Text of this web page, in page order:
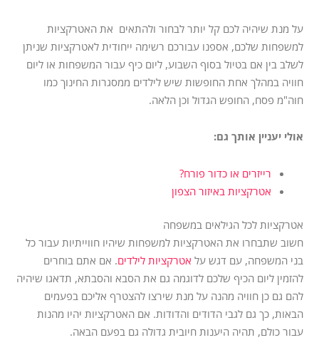
על מנת שיהיה לכם קל יותר לבחור ולהתאים את האטרקציות
למשפחות שלכם, אספנו עבורכם רשימה ייחודית לאטרקציות שניתן
לשלב בין אם בטיול בסוף השבוע, ליום כיף עבור המשפחות או ליום
חוויה במהלך אחת החופשות שיש לילדים ממסגרות החינוך כמו
חוה"מ פסח, החופש הגדול וכן הלאה.
אולי יעניין אותך גם:
רייזרים או כדור פורח?
אטרקציות באיזור הצפון
אטרקציות לכל הגילאים במשפחה
חשוב שתבחרו את האטרקציות למשפחות שיהיו חווייתיות עבור כל
בני המשפחה, עם דגש על אטרקציות לילדים. אם אתם בוחרים
להזמין ליום הכיף שלכם לדוגמה גם את הסבא והסבתא, תדאגו שיהיה
להם גם כן חוויה מהנה על מנת שירצו להצטרף אליכם בפעמים
הבאות, כך גם לגבי הדודים והדודות. אם האטרקציות יהיו מהנות
עבור כולם, תהיה היענות חיובית גדולה גם בפעם הבאה.